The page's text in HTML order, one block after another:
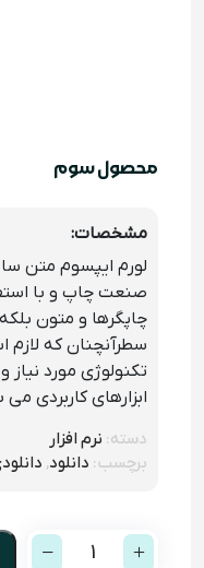
محصول سوم
مشخصات:
لورم ایپسوم متن
صنعت چاپ و با
چاپگرها و متون
سطرآنچنان که لازم
تکنولوژی مورد نیاز
ابزارهای کاربردی
دسته: نرم افزار
برچسب: دانلود,
1